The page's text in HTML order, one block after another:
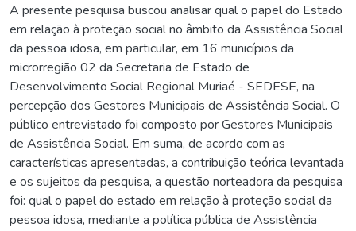
A presente pesquisa buscou analisar qual o papel do Estado
em relação à proteção social no âmbito da Assistência Social
da pessoa idosa, em particular, em 16 municípios da
microrregião 02 da Secretaria de Estado de
Desenvolvimento Social Regional Muriaé - SEDESE, na
percepção dos Gestores Municipais de Assistência Social. O
público entrevistado foi composto por Gestores Municipais
de Assistência Social. Em suma, de acordo com as
características apresentadas, a contribuição teórica levantada
e os sujeitos da pesquisa, a questão norteadora da pesquisa
foi: qual o papel do estado em relação à proteção social da
pessoa idosa, mediante a política pública de Assistência